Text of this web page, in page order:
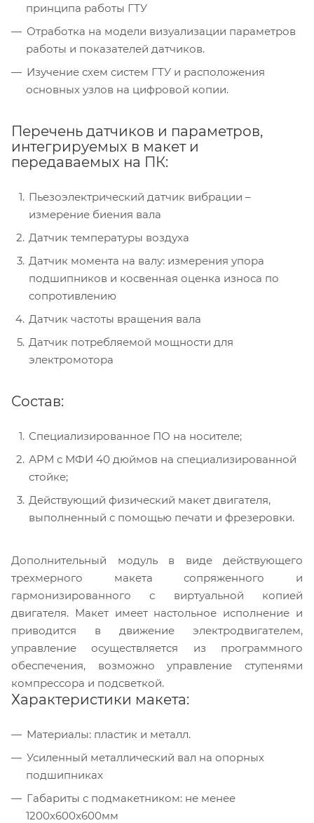
принципа работы ГТУ
Отработка на модели визуализации параметров
работы и показателей датчиков.
Изучение схем систем ГТУ и расположения
основных узлов на цифровой копии.
Перечень датчиков и параметров,
интегрируемых в макет и
передаваемых на ПК:
Пьезоэлектрический датчик вибрации –
измерение биения вала
Датчик температуры воздуха
Датчик момента на валу: измерения упора
подшипников и косвенная оценка износа по
сопротивлению
Датчик частоты вращения вала
Датчик потребляемой мощности для
электромотора
Состав:
Специализированное ПО на носителе;
АРМ с МФИ 40 дюймов на специализированной
стойке;
Действующий физический макет двигателя,
выполненный с помощью печати и фрезеровки.
Дополнительный модуль в виде действующего
трехмерного макета сопряженного и
гармонизированного с виртуальной копией
двигателя. Макет имеет настольное исполнение и
приводится в движение электродвигателем,
управление осуществляется из программного
обеспечения, возможно управление ступенями
компрессора и подсветкой.
Характеристики макета:
Материалы: пластик и металл.
Усиленный металлический вал на опорных
подшипниках
Габариты с подмакетником: не менее
1200x600x600мм